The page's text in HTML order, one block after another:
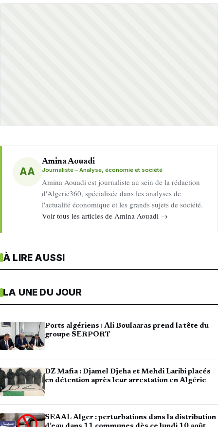
AA
Amina Aouadi
Journaliste – Analyse, économie et société
Amina Aouadi est journaliste au sein de la rédaction
d'Algerie360, spécialisée dans les analyses de
l'actualité économique et les grands sujets de société.
Voir tous les articles de Amina Aouadi →
À LIRE AUSSI
LA UNE DU JOUR
Ports algériens : Ali Boulaaras prend la tête du
groupe SERPORT
DZ Mafia : Djamel Djeha et Mehdi Laribi placés
en détention après leur arrestation en Algérie
SEAAL Alger : perturbations dans la distribution